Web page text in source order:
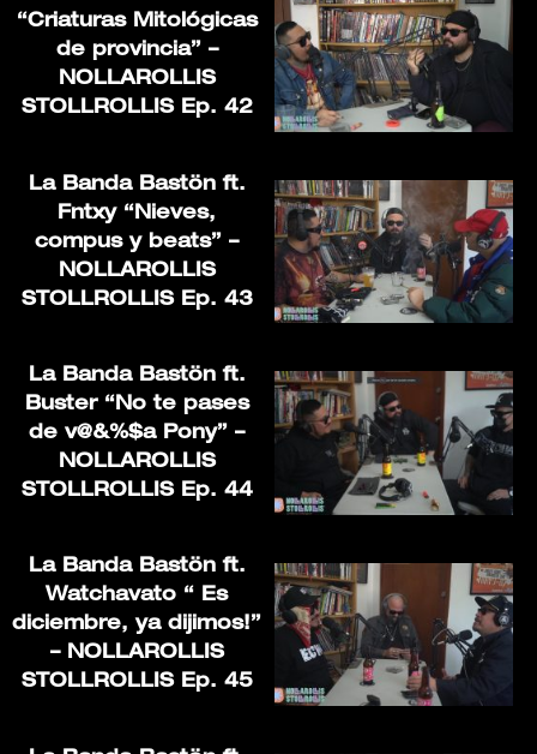
“Criaturas Mitológicas
de provincia” –
NOLLAROLLIS
STOLLROLLIS Ep. 42
La Banda Bastön ft.
Fntxy “Nieves,
compus y beats” –
NOLLAROLLIS
STOLLROLLIS Ep. 43
La Banda Bastön ft.
Buster “No te pases
de v@&%$a Pony” –
NOLLAROLLIS
STOLLROLLIS Ep. 44
La Banda Bastön ft.
Watchavato “ Es
diciembre, ya dijimos!”
– NOLLAROLLIS
STOLLROLLIS Ep. 45